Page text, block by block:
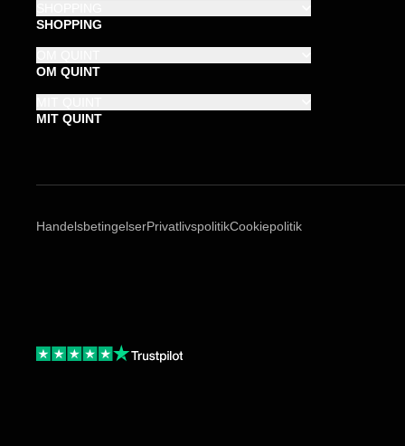
SHOPPING
OM QUINT
MIT QUINT
HandelsbetingelserPrivatlivspolitikCookiepolitik